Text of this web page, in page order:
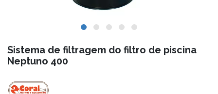
Sistema de filtragem do filtro de piscina
Neptuno 400